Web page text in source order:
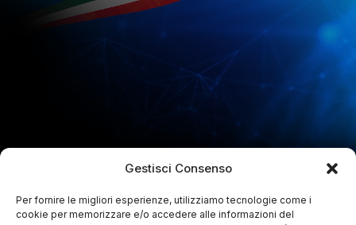
Gestisci Consenso
Per fornire le migliori esperienze, utilizziamo tecnologie come i
cookie per memorizzare e/o accedere alle informazioni del